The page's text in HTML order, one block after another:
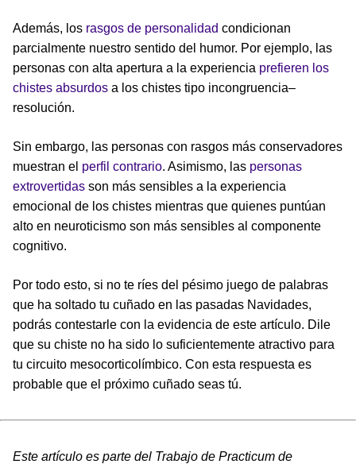
Además, los rasgos de personalidad condicionan
parcialmente nuestro sentido del humor. Por ejemplo, las
personas con alta apertura a la experiencia prefieren los
chistes absurdos a los chistes tipo incongruencia–
resolución.
Sin embargo, las personas con rasgos más conservadores
muestran el perfil contrario. Asimismo, las personas
extrovertidas son más sensibles a la experiencia
emocional de los chistes mientras que quienes puntúan
alto en neuroticismo son más sensibles al componente
cognitivo.
Por todo esto, si no te ríes del pésimo juego de palabras
que ha soltado tu cuñado en las pasadas Navidades,
podrás contestarle con la evidencia de este artículo. Dile
que su chiste no ha sido lo suficientemente atractivo para
tu circuito mesocorticolímbico. Con esta respuesta es
probable que el próximo cuñado seas tú.
Este artículo es parte del Trabajo de Practicum de